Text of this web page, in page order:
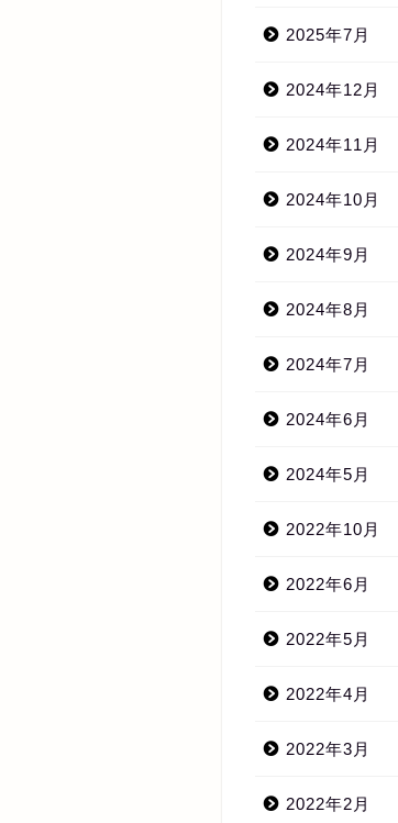
2025年7月
2024年12月
2024年11月
2024年10月
2024年9月
2024年8月
2024年7月
2024年6月
2024年5月
2022年10月
2022年6月
2022年5月
2022年4月
2022年3月
2022年2月